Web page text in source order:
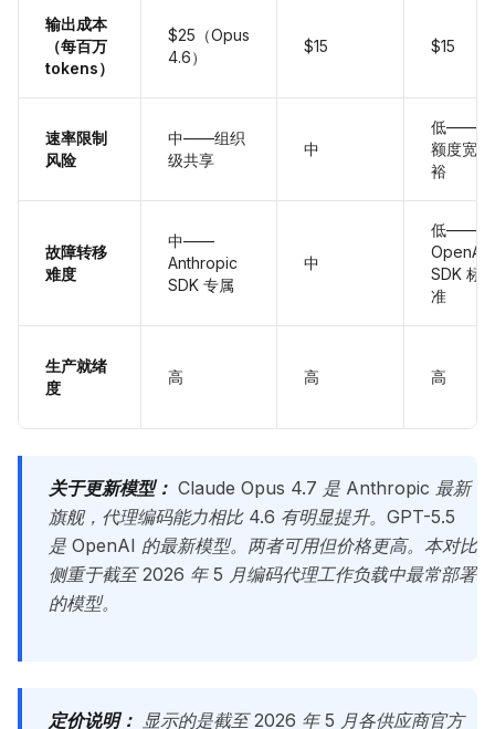
输出成本
（每百万
tokens）
$25（Opus
4.6）
$15 $15
速率限制
风险
中——组织
级共享
中
低——
额度宽
裕
故障转移
难度
中——
Anthropic
SDK 专属
中
低——
OpenAI
SDK 标
准
生产就绪
度
高 高 高
关于更新模型： Claude Opus 4.7 是 Anthropic 最新
旗舰，代理编码能力相比 4.6 有明显提升。GPT-5.5
是 OpenAI 的最新模型。两者可用但价格更高。本对比
侧重于截至 2026 年 5 月编码代理工作负载中最常部署
的模型。
定价说明： 显示的是截至 2026 年 5 月各供应商官方